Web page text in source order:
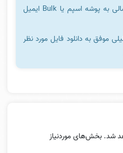
ممکن است ایمیل ارسالی به پوشه اسپم یا Bulk ایمیل
موفق به دانلود فایل مورد نظر
شد. بخش‌های موردنیاز